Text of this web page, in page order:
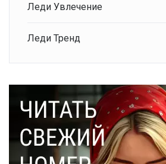
Леди Увлечение
Леди Тренд